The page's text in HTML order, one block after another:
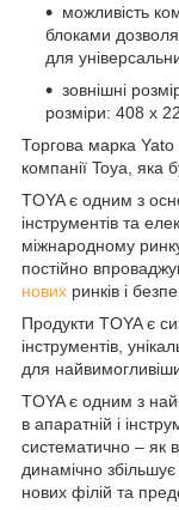
можливість
блоками
для
зовнішні
розміри: 408 x
Торгова марка Yato
компанії Toya, яка
TOYA є одним з
інструментів та
міжнародному
постійно
нових ринків і
Продукти TOYA є
інструментів,
для
TOYA є одним з
в апаратній і
систематично – як
динамічно
нових філій та